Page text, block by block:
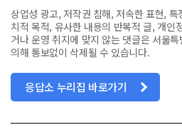
상업성 광고, 저작권 침해, 저속한 표현,
치적 목적, 유사한 내용의 반복적 글, 개인
거나 운영 취지에 맞지 않는 댓글은 서울
의해 통보없이 삭제될 수 있습니다.
응답소 누리집 바로가기